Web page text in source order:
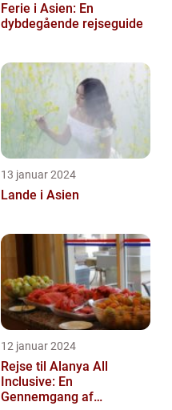
Ferie i Asien: En
dybdegående rejseguide
13 januar 2024
Lande i Asien
12 januar 2024
Rejse til Alanya All
Inclusive: En
Gennemgang af